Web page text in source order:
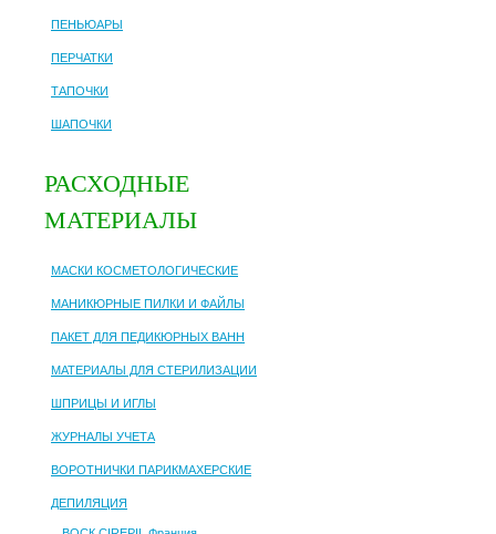
ПЕНЬЮАРЫ
ПЕРЧАТКИ
ТАПОЧКИ
ШАПОЧКИ
РАСХОДНЫЕ
МАТЕРИАЛЫ
МАСКИ КОСМЕТОЛОГИЧЕСКИЕ
МАНИКЮРНЫЕ ПИЛКИ И ФАЙЛЫ
ПАКЕТ ДЛЯ ПЕДИКЮРНЫХ ВАНН
МАТЕРИАЛЫ ДЛЯ СТЕРИЛИЗАЦИИ
ШПРИЦЫ И ИГЛЫ
ЖУРНАЛЫ УЧЕТА
ВОРОТНИЧКИ ПАРИКМАХЕРСКИЕ
ДЕПИЛЯЦИЯ